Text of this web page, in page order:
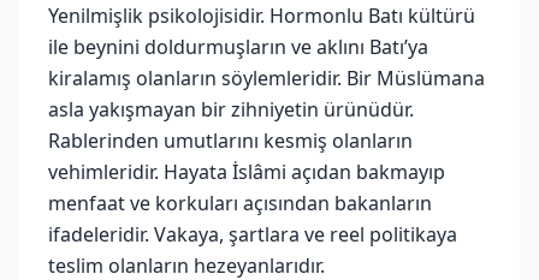
Yenilmişlik psikolojisidir. Hormonlu Batı kültürü
ile beynini doldurmuşların ve aklını Batı’ya
kiralamış olanların söylemleridir. Bir Müslümana
asla yakışmayan bir zihniyetin ürünüdür.
Rablerinden umutlarını kesmiş olanların
vehimleridir. Hayata İslâmi açıdan bakmayıp
menfaat ve korkuları açısından bakanların
ifadeleridir. Vakaya, şartlara ve reel politikaya
teslim olanların hezeyanlarıdır.